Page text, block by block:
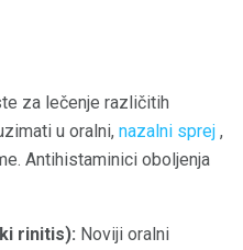
za lečenje različitih
u oralni, nazalni sprej ,
Antihistaminici oboljenja
rinitis): Noviji oralni